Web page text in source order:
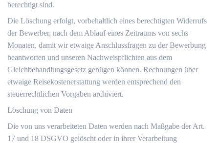
berechtigt sind.
Die Löschung erfolgt, vorbehaltlich eines berechtigten Widerrufs
der Bewerber, nach dem Ablauf eines Zeitraums von sechs
Monaten, damit wir etwaige Anschlussfragen zu der Bewerbung
beantworten und unseren Nachweispflichten aus dem
Gleichbehandlungsgesetz genügen können. Rechnungen über
etwaige Reisekostenerstattung werden entsprechend den
steuerrechtlichen Vorgaben archiviert.
Löschung von Daten
Die von uns verarbeiteten Daten werden nach Maßgabe der Art.
17 und 18 DSGVO gelöscht oder in ihrer Verarbeitung